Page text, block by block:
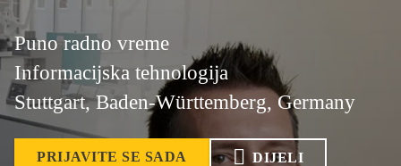
Puno radno vreme
Informacijska tehnologija
Stuttgart, Baden-Württemberg, Germany
PRIJAVITE SE SADA DIJELI